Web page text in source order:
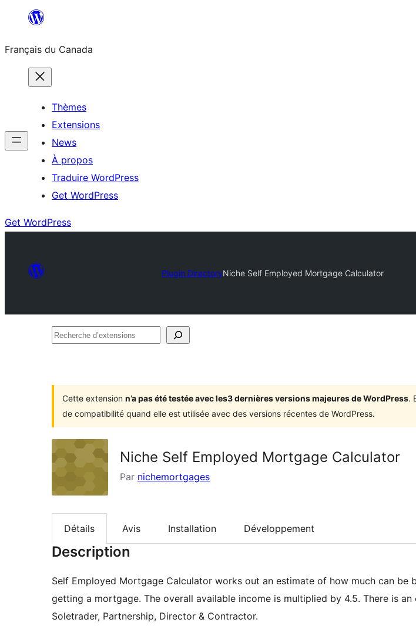
contenu
Français du Canada
Thèmes
Extensions
News
À propos
Traduire WordPress
Get WordPress
Get WordPress
Plugin DirectoryNiche Self Employed Mortgage Calculator
Recherche
Cette extension n’a pas été testée avec les3 dernières versions majeures de WordPress.
de compatibilité quand elle est utilisée avec des versions récentes de WordPress.
Niche Self Employed Mortgage Calculator
Par nichemortgages
Détails Avis Installation Développement
Description
Self Employed Mortgage Calculator works out an estimate of how much can be
getting a mortgage. The overall available income is multiplied by 4.5. There is
Soletrader, Partnership, Director & Contractor.